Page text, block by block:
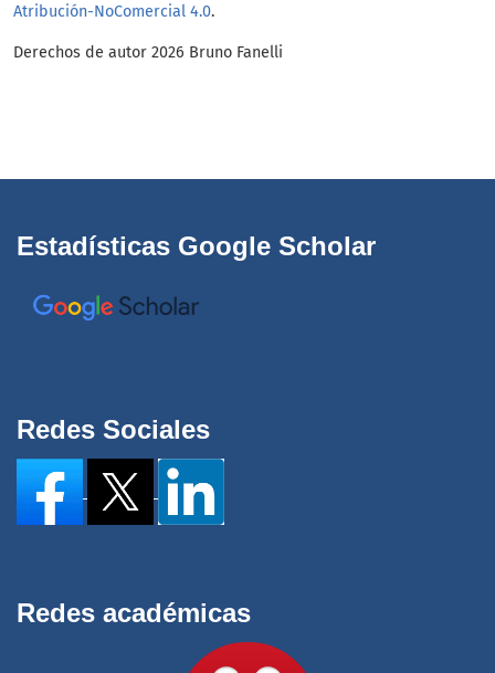
Atribución-NoComercial 4.0.
Derechos de autor 2026 Bruno Fanelli
Estadísticas Google Scholar
Redes Sociales
Redes académicas